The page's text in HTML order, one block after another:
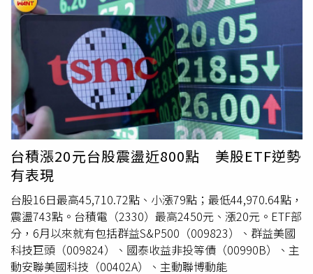
回檔出現的甜甜價，陳重銘建議認同00407A不配息設計的
投資人，可透過「定期定額」方式持續布局，若遇到市場大
跌千點，也可考慮「逢低加碼」，引用股神巴爺爺說的「當
大家恐慌時我要貪婪」，耐心等待下一波行情到來。※免責
聲明：文中所提之個股、ETF內容，並非任何投資建議與參
考，請審慎判斷評估風險，自負盈虧。◎本文內容已獲不敗
教主-陳重銘貼文授權。
理費與管理費分別為0.75%及0.035%。而在持股重疊度方
面，
與009816共同持有的股票為24檔，這24檔占
00407A
權重約62.2%，占009816權重則為77.9%，顯示兩
者大方向皆緊扣台股核心資產。不同之處在於，009816 採
用市值加淨值篩選的選股方式，因此大型權值股占比相對較
高，台積電、聯發科、台達電加起來權重達55.25%；
00407A 則是有較高的比重分散至AI 供應鏈，例如，欣興、
台光電、智邦、奇鋐等，整體權重相對平均。「稀飯」認
為，投資人若看好 AI 未來幾年的發展，市場修正則未必是
壞事，畢竟買 ETF，本來就不是只看這一、兩個月的漲跌，
而是希望透過時間，把資產慢慢累積起來。選擇好標的且持
續投入，長期來看，有機會將時間複利的效果進一步放大。
※免責聲明：文中所提之個股、基金內容僅供參考，並非投
資建議，投資人應獨立判斷，審慎評估風險，自負盈虧。◎
本文內容已獲 要不要來點稀飯套餐 授權。
台積漲20元台股震盪近800點 美股ETF逆勢
有表現
台股16日最高45,710.72點、小漲79點；最低44,970.64點，
震盪743點。台積電（2330）最高2450元、漲20元。ETF部
分，6月以來就有包括群益S&P500（009823）、群益美國
科技巨頭（009824）、國泰收益非投等債（00990B）、主
動安聯美國科技（00402A）、主動聯博動能